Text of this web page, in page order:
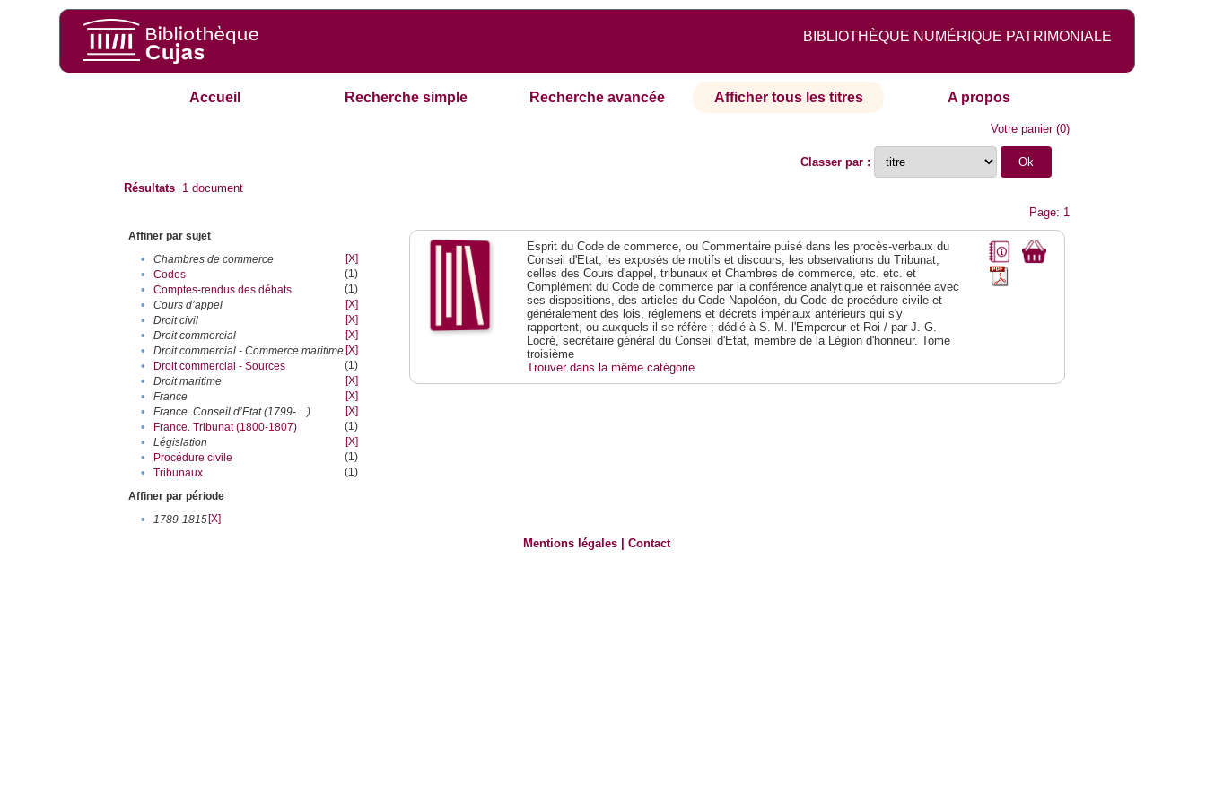
BIBLIOTHÈQUE NUMÉRIQUE PATRIMONIALE
Accueil Recherche simple Recherche avancée Afficher tous les titres A propos
Votre panier(0)
Classer par :
Résultats 1 document
Page: 1
Affiner par sujet
•
Chambres de commerce
[X]
•
Codes
(1)
•
Comptes-rendus des débats
(1)
•
Cours d’appel
[X]
•
Droit civil
[X]
•
Droit commercial
[X]
•
Droit commercial - Commerce maritime [X]
•
Droit commercial - Sources
(1)
•
Droit maritime
[X]
•
France
[X]
•
France. Conseil d’Etat (1799-....)
[X]
•
France. Tribunat (1800-1807)
(1)
•
Législation
[X]
•
Procédure civile
(1)
•
Tribunaux
(1)
Affiner par période
•
1789-1815[X]
Esprit du Code de commerce, ou Commentaire puisé dans les procès-verbaux du
Conseil d'Etat, les exposés de motifs et discours, les observations du Tribunat,
celles des Cours d'appel, tribunaux et Chambres de commerce, etc. etc. et
Complément du Code de commerce par la conférence analytique et raisonnée avec
ses dispositions, des articles du Code Napoléon, du Code de procédure civile et
généralement des lois, réglemens et décrets impériaux antérieurs qui s'y
rapportent, ou auxquels il se réfère ; dédié à S. M. l'Empereur et Roi / par J.-G.
Locré, secrétaire général du Conseil d'Etat, membre de la Légion d'honneur. Tome
troisième
Trouver dans la même catégorie
Mentions légales |Contact